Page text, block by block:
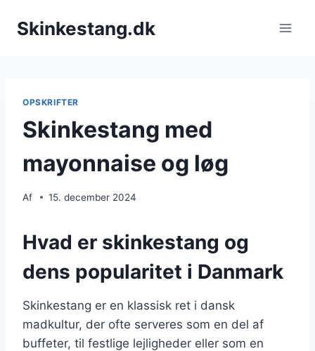
Skinkestang.dk
OPSKRIFTER
Skinkestang med
mayonnaise og løg
Af 15. december 2024
Hvad er skinkestang og
dens popularitet i Danmark
Skinkestang er en klassisk ret i dansk
madkultur, der ofte serveres som en del af
buffeter, til festlige lejligheder eller som en